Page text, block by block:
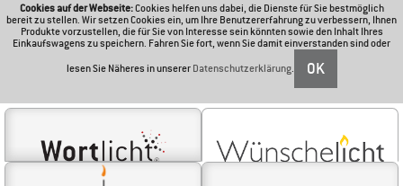
Cookies auf der Webseite:Cookies helfen uns dabei, die Dienste für Sie bestmöglich
bereit zu stellen. Wir setzen Cookies ein, um Ihre Benutzererfahrung zu verbessern, Ihnen
Produkte vorzustellen, die für Sie von Interesse sein könnten sowie den Inhalt Ihres
Einkaufswagens zu speichern. Fahren Sie fort, wenn Sie damit einverstanden sind oder
lesen Sie Näheres in unsererDatenschutzerklärung. OK